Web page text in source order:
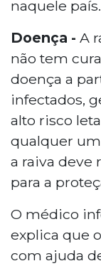
naquele país.
Doença - A
não tem
doença a
infectados,
alto risco
qualquer
a raiva deve
para a
O médico
explica que
com ajuda